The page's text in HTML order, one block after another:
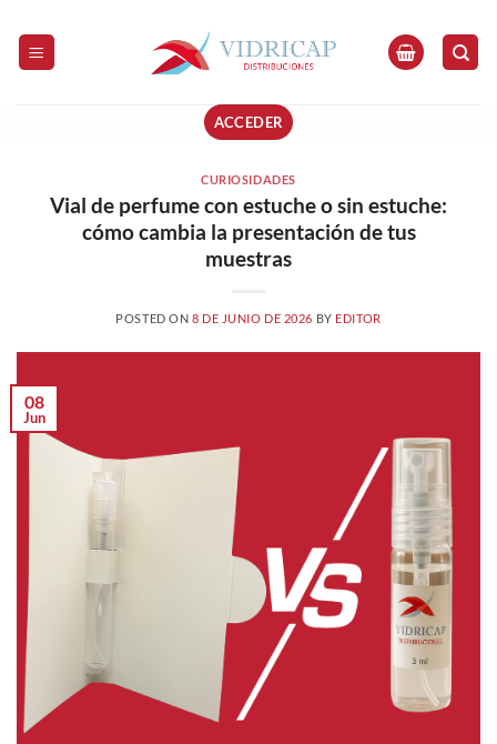
contenido
ACCEDER
CURIOSIDADES
Vial de perfume con estuche o sin estuche:
cómo cambia la presentación de tus
muestras
POSTED ON 8 DE JUNIO DE 2026 BY EDITOR
08
Jun